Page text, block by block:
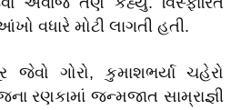
વધારે મોટી લાગતી હતી.
જેવો ગોરો, કુમાશભર્યા ચહેરો
રણકામાં જન્મજાત સામ્રાજ્ઞી